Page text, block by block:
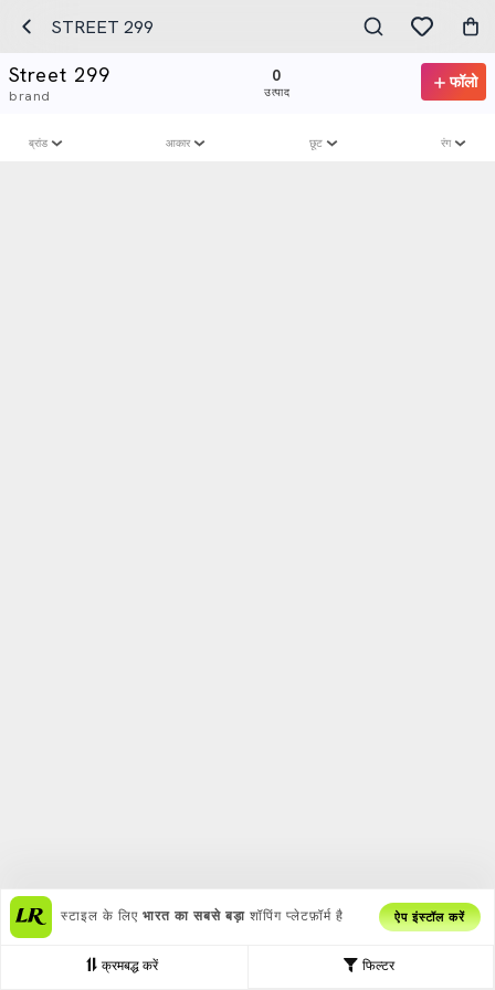
STREET 299
Street 299
brand
0
उत्पाद
फॉलो
फिल्टर
क्रमबद्ध करें
ब्रांड आकार छूट रंग
स्टाइल के लिए भारत का सबसे बड़ा शॉपिंग प्लेटफ़ॉर्म है ऐप इंस्टॉल करें